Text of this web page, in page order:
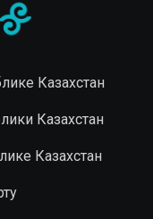
Казахстан
Казахстан
Казахстан